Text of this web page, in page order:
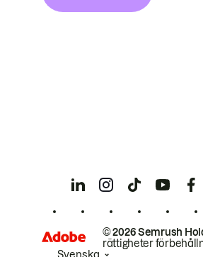
© 2026 Semrush
rättigheter